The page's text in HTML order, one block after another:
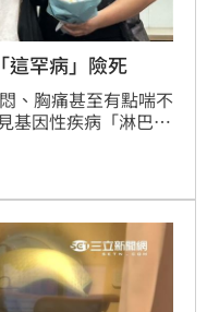
這罕病」險死
、胸痛甚至有點喘不
基因性疾病「淋巴血
，連睡覺時都得帶
能維生，所幸於七月
團隊火速進行肺臟移
後完成。（記者：簡